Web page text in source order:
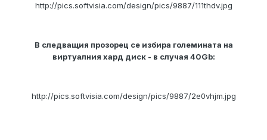
http://pics.softvisia.com/design/pics/9887/111thdv.jpg
В следващия прозорец се избира големината на
виртуалния хард диск - в случая 40Gb:
http://pics.softvisia.com/design/pics/9887/2e0vhjm.jpg